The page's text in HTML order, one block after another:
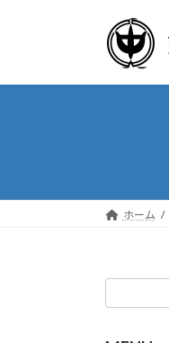
プ
動
ホーム